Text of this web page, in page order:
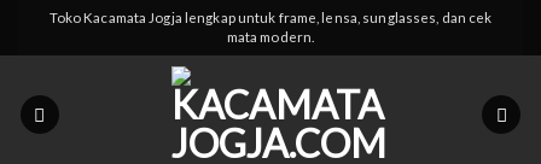
Toko Kacamata Jogja lengkap untuk frame, lensa, sunglasses, dan cek
mata modern.